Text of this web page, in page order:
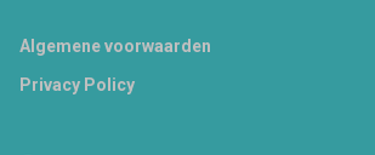
Footer
Algemene voorwaarden
Privacy Policy